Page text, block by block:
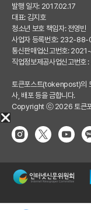
발행 일자: 2017.02.17
대표: 김지호
청소년 보호 책임자: 전영빈
사업자 등록번호: 232-
통신판매업신고번호:
직업정보제공사업신고번
토큰포스트(tokenpost)의
사, 배포 등을 금합니다.
Copyright ⓒ 2026 토큰